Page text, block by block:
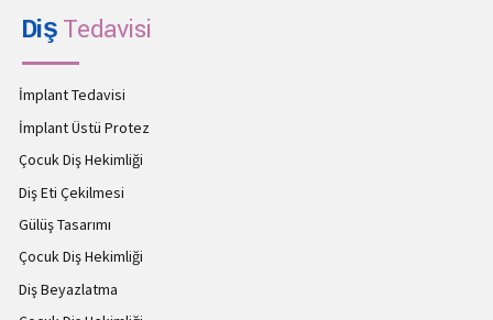
DişTedavisi
İmplant Tedavisi
İmplant Üstü Protez
Çocuk Diş Hekimliği
Diş Eti Çekilmesi
Gülüş Tasarımı
Çocuk Diş Hekimliği
Diş Beyazlatma